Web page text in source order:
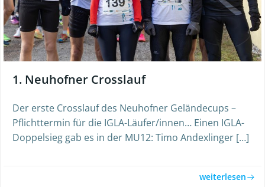
1. Neuhofner Crosslauf
Der erste Crosslauf des Neuhofner Geländecups –
Pflichttermin für die IGLA-Läufer/innen… Einen IGLA-
Doppelsieg gab es in der MU12: Timo Andexlinger […]
weiterlesen